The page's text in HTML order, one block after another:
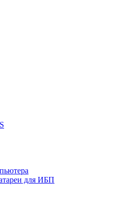
для ИБП